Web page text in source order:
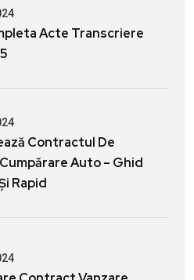
Acte Transcriere
Contractul De
Auto – Ghid
Rapid